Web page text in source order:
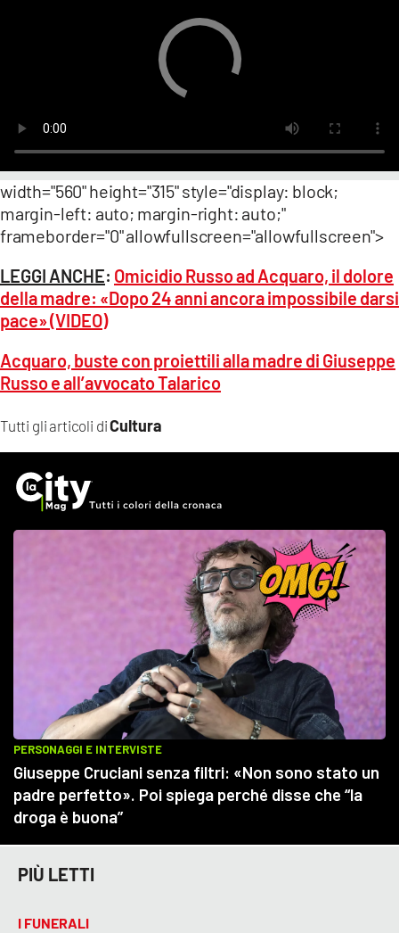
Tutti gli articoli diCultura
width="560" height="315" style="display: block;
margin-left: auto; margin-right: auto;"
frameborder="0" allowfullscreen="allowfullscreen">
LEGGI ANCHE: Omicidio Russo ad Acquaro, il dolore
della madre: «Dopo 24 anni ancora impossibile darsi
pace» (VIDEO)
Acquaro, buste con proiettili alla madre di Giuseppe
Russo e all’avvocato Talarico
PIÙ LETTI
I FUNERALI